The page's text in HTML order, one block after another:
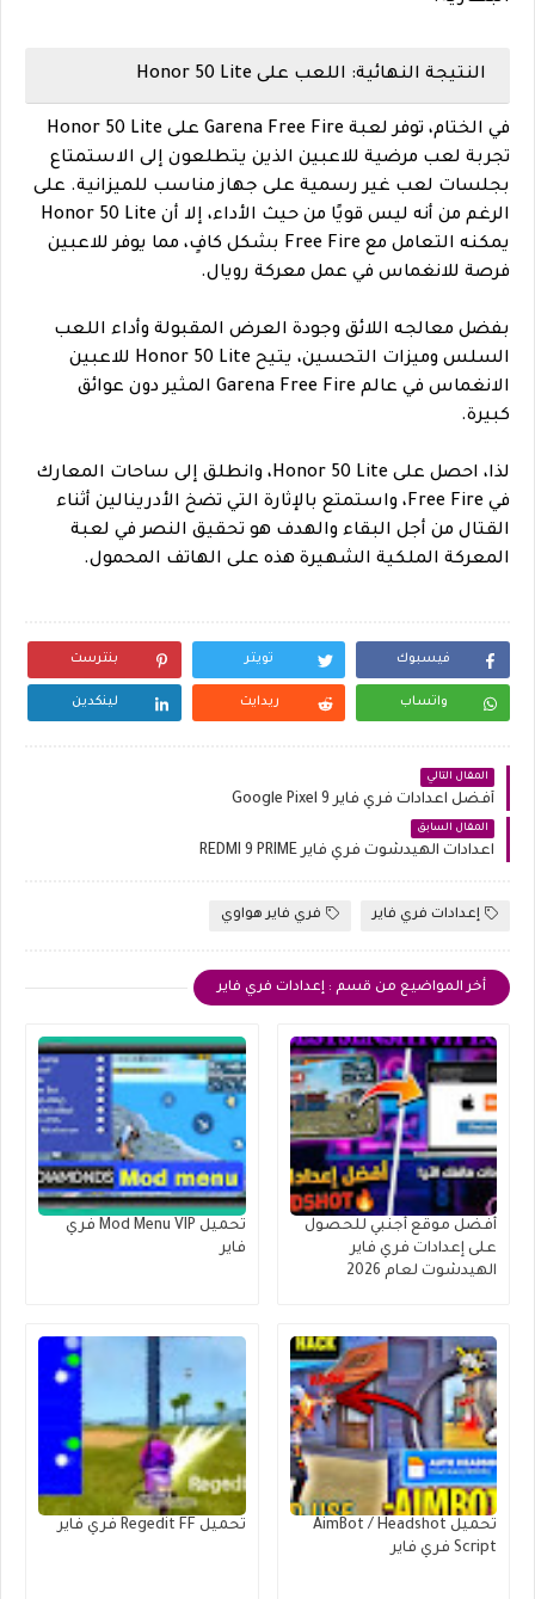
النتيجة النهائية: اللعب على Honor 50 Lite
في الختام، توفر لعبة Garena Free Fire على Honor 50 Lite
تجربة لعب مرضية للاعبين الذين يتطلعون إلى الاستمتاع
بجلسات لعب غير رسمية على جهاز مناسب للميزانية. على
الرغم من أنه ليس قويًا من حيث الأداء، إلا أن Honor 50 Lite
يمكنه التعامل مع Free Fire بشكل كافٍ، مما يوفر للاعبين
فرصة للانغماس في عمل معركة رويال.
بفضل معالجه اللائق وجودة العرض المقبولة وأداء اللعب
السلس وميزات التحسين، يتيح Honor 50 Lite للاعبين
الانغماس في عالم Garena Free Fire المثير دون عوائق
كبيرة.
لذا، احصل على Honor 50 Lite، وانطلق إلى ساحات المعارك
في Free Fire، واستمتع بالإثارة التي تضخ الأدرينالين أثناء
القتال من أجل البقاء والهدف هو تحقيق النصر في لعبة
المعركة الملكية الشهيرة هذه على الهاتف المحمول.
فيسبوك تويتر بنترست
واتساب ريدايت لينكدين
المقال التالي
أفضل اعدادات فري فاير Google Pixel 9
المقال السابق
اعدادات الهيدشوت فري فاير REDMI 9 PRIME
إعدادات فري فاير فري فاير هواوي
أخر المواضيع من قسم : إعدادات فري فاير
أفضل موقع أجنبي للحصول
على إعدادات فري فاير
الهيدشوت لعام 2026
تحميل Mod Menu VIP فري
فاير
تحميل AimBot / Headshot
Script فري فاير
تحميل Regedit FF فري فاير